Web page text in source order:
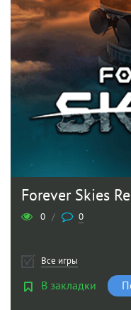
Forever Skies
0 / 0
Все игры
В закладки